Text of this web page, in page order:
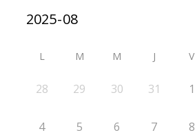
L M M J V
28 29 30 31 1
4 5 6 7 8